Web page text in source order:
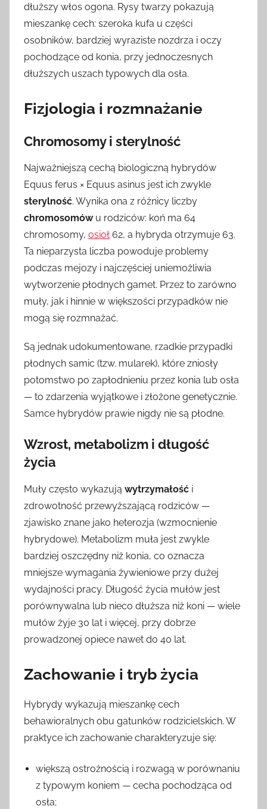
dłuższy włos ogona. Rysy twarzy pokazują
mieszankę cech: szeroka kufa u części
osobników, bardziej wyraziste nozdrza i oczy
pochodzące od konia, przy jednoczesnych
dłuższych uszach typowych dla osła.
Fizjologia i rozmnażanie
Chromosomy i sterylność
Najważniejszą cechą biologiczną hybrydów
Equus ferus × Equus asinus jest ich zwykle
sterylność. Wynika ona z różnicy liczby
chromosomówu rodziców: koń ma 64
chromosomy, osioł 62, a hybryda otrzymuje 63.
Ta nieparzysta liczba powoduje problemy
podczas mejozy i najczęściej uniemożliwia
wytworzenie płodnych gamet. Przez to zarówno
muły, jak i hinnie w większości przypadków nie
mogą się rozmnażać.
Są jednak udokumentowane, rzadkie przypadki
płodnych samic (tzw. mularek), które zniosły
potomstwo po zapłodnieniu przez konia lub osła
— to zdarzenia wyjątkowe i złożone genetycznie.
Samce hybrydów prawie nigdy nie są płodne.
Wzrost, metabolizm i długość
życia
Muły często wykazują wytrzymałość i
zdrowotność przewyższającą rodziców —
zjawisko znane jako heterozja (wzmocnienie
hybrydowe). Metabolizm muła jest zwykle
bardziej oszczędny niż konia, co oznacza
mniejsze wymagania żywieniowe przy dużej
wydajności pracy. Długość życia mułów jest
porównywalna lub nieco dłuższa niż koni — wiele
mułów żyje 30 lat i więcej, przy dobrze
prowadzonej opiece nawet do 40 lat.
Zachowanie i tryb życia
Hybrydy wykazują mieszankę cech
behawioralnych obu gatunków rodzicielskich. W
praktyce ich zachowanie charakteryzuje się:
większą ostrożnością i rozwagą w porównaniu
z typowym koniem — cecha pochodząca od
osła;